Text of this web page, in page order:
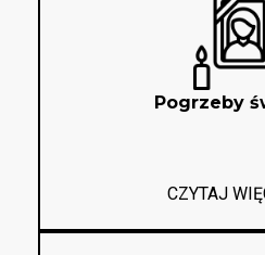
Pogrzeby
CZYTAJ